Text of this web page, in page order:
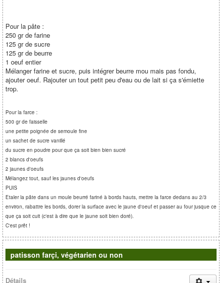
Pour la pâte :
250 gr de farine
125 gr de sucre
125 gr de beurre
1 oeuf entier
Mélanger farine et sucre, puis intégrer beurre mou mais pas fondu,
ajouter oeuf. Rajouter un tout petit peu d'eau ou de lait si ça s'émiette
trop.
Pour la farce :
500 gr de faisselle
une petite poignée de semoule fine
un sachet de sucre vanillé
du sucre en poudre pour que ça soit bien bien sucré
2 blancs d'oeufs
2 jaunes d'oeufs
Mélangez tout, sauf les jaunes d'oeufs
PUIS
Etaler la pâte dans un moule beurré fariné à bords hauts, mettre la farce dedans au 2/3
environ, rabattre les bords, dorer la surface avec le jaune d'oeuf et passer au four jusque ce
que ça soit cuit (c'est à dire que le jaune soit bien doré).
C'est prêt !
patisson farçi, végétarien ou non
Détails